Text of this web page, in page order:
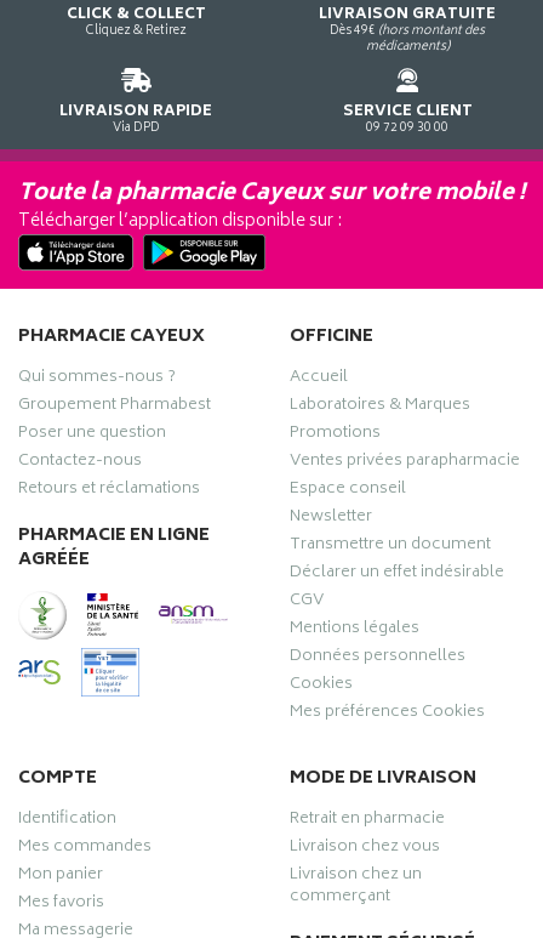
CLICK & COLLECT
Cliquez & Retirez
LIVRAISON GRATUITE
Dès 49€ (hors montant des
médicaments)
LIVRAISON RAPIDE
Via DPD
SERVICE CLIENT
09 72 09 30 00
Toute la pharmacie Cayeux sur votre mobile !
Télécharger l’application disponible sur :
PHARMACIE CAYEUX
Qui sommes-nous ?
Groupement Pharmabest
Poser une question
Contactez-nous
Retours et réclamations
PHARMACIE EN LIGNE
AGRÉÉE
OFFICINE
Accueil
Laboratoires & Marques
Promotions
Ventes privées parapharmacie
Espace conseil
Newsletter
Transmettre un document
Déclarer un effet indésirable
CGV
Mentions légales
Données personnelles
Cookies
Mes préférences Cookies
COMPTE
Identification
Mes commandes
Mon panier
Mes favoris
Ma messagerie
MODE DE LIVRAISON
Retrait en pharmacie
Livraison chez vous
Livraison chez un
commerçant